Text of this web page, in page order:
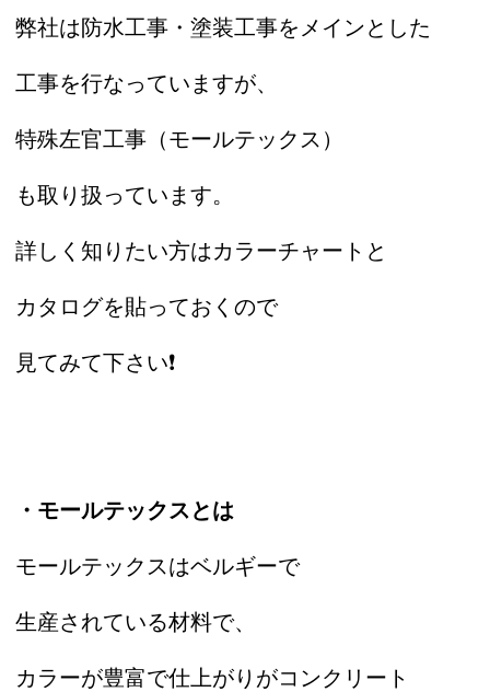
弊社は防水工事・塗装工事をメインとした
工事を行なっていますが、
特殊左官工事（モールテックス）
も取り扱っています。
詳しく知りたい方はカラーチャートと
カタログを貼っておくので
見てみて下さい❗️
・モールテックスとは
モールテックスはベルギーで
生産されている材料で、
カラーが豊富で仕上がりがコンクリート